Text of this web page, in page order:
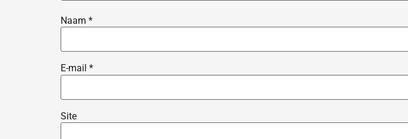
Naam *
E-mail *
Site